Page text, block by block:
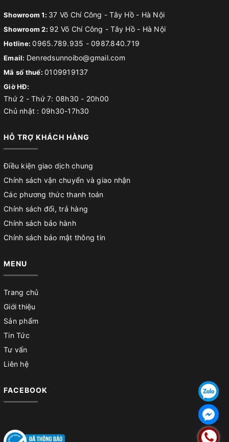
Showroom 1: 37 Võ Chí Công - Tây Hồ - Hà Nội
Showroom 2: 92 Võ Chí Công - Tây Hồ - Hà Nội
Hotline:0965.789.935 - 0987.840.719
Email: Denredsunnoibo@gmail.com
Mã số thuế: 0109919137
Giờ HĐ:
Thứ 2 - Thứ 7: 08h30 - 20h00
Chủ nhật : 09h30-17h30
HỖ TRỢ KHÁCH HÀNG
Điều kiện giao dịch chung
Chính sách vận chuyển và giao nhận
Các phương thức thanh toán
Chính sách đổi, trả hàng
Chính sách bảo hành
Chính sách bảo mật thông tin
MENU
Trang chủ
Giới thiệu
Sản phẩm
Tin Tức
Tư vấn
Liên hệ
FACEBOOK